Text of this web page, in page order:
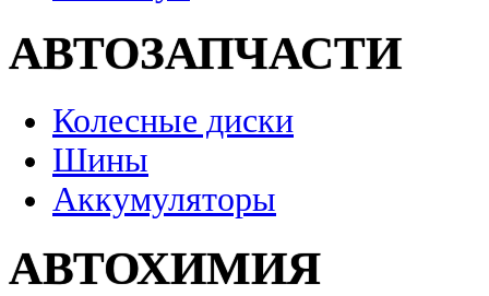
АВТОЗАПЧАСТИ
Колесные диски
Шины
Аккумуляторы
АВТОХИМИЯ